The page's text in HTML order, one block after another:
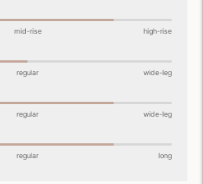
mid-rise high-rise
regular wide-leg
regular wide-leg
regular long